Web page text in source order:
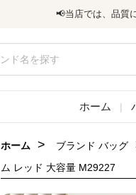
📢当店では、品質
ホーム |
ホーム > ブランド バッグ
ム レッド 大容量 M29227